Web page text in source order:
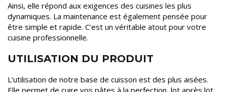
Ainsi, elle répond aux exigences des cuisines les plus
dynamiques. La maintenance est également pensée pour
être simple et rapide. C’est un véritable atout pour votre
cuisine professionnelle.
UTILISATION DU PRODUIT
L’utilisation de notre base de cuisson est des plus aisées.